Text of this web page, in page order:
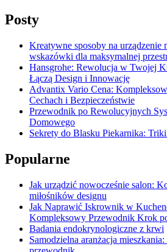
Posty
Kreatywne sposoby na urządzenie
wskazówki dla maksymalnej
Hansgrohe: Rewolucja w Twojej
Łączą Design i Innowację
Advantix Vario Cena:
Cechach i Bezpieczeństwie
Przewodnik po Rewolucyjnych
Domowego
Sekrety do Blasku Piekarnika:
Popularne
Jak urządzić nowocześnie salon:
miłośników designu
Jak Naprawić Iskrownik w
Kompleksowy Przewodnik Krok
Badania endokrynologiczne z krwi
Samodzielna aranżacja